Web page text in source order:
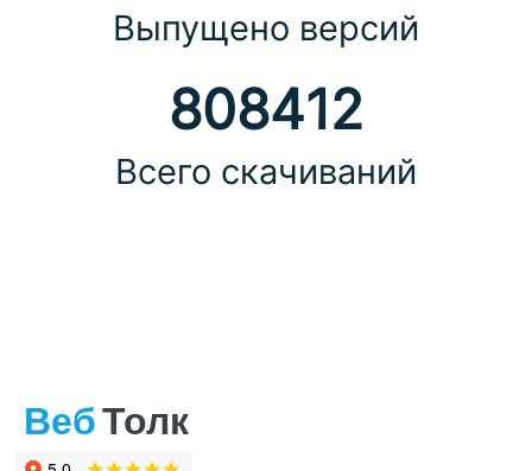
Выпущено версий
808412
Всего скачиваний